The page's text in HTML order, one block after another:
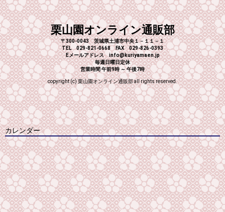
栗山園オンライン通販部
〒300-0043 茨城県土浦市中央１－１１－１
TEL 029-821-0668 FAX 029-826-0393
Eメールアドレス info@kuriyamaen.jp
毎週日曜日定休
営業時間 午前9時 ～ 午後7時
copyright (c) 栗山園オンライン通販部 all rights reserved.
カレンダー